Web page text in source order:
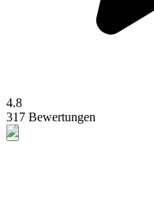
4.8
317 Bewertungen